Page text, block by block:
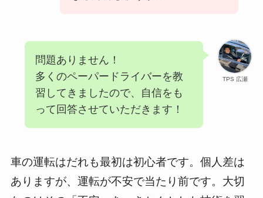
TPS 広瀬
問題ありません！
多くのペーパードライバーを教
習してきましたので、自信をも
って回答させていただきます！
車の運転はだれも最初は初心者です。個人差は
ありますが、運転が不安で当たり前です。大切